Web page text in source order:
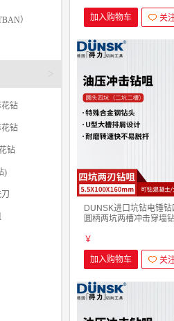
）
钻
钻
钻
)
加入购物车 关
DUNSK进口坑钻电锤钻
圆柄两坑两槽冲击穿墙
￥
加入购物车 关